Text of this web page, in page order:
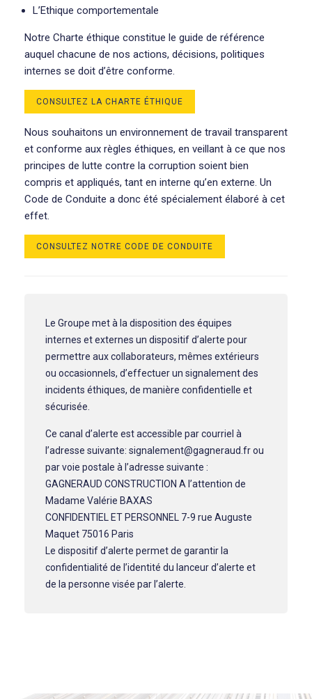
L’Ethique comportementale
Notre Charte éthique constitue le guide de référence
auquel chacune de nos actions, décisions, politiques
internes se doit d’être conforme.
CONSULTEZ LA CHARTE ÉTHIQUE
Nous souhaitons un environnement de travail transparent
et conforme aux règles éthiques, en veillant à ce que nos
principes de lutte contre la corruption soient bien
compris et appliqués, tant en interne qu’en externe. Un
Code de Conduite a donc été spécialement élaboré à cet
effet.
CONSULTEZ NOTRE CODE DE CONDUITE
Le Groupe met à la disposition des équipes
internes et externes un dispositif d’alerte pour
permettre aux collaborateurs, mêmes extérieurs
ou occasionnels, d’effectuer un signalement des
incidents éthiques, de manière confidentielle et
sécurisée.
Ce canal d’alerte est accessible par courriel à
l’adresse suivante: signalement@gagneraud.fr ou
par voie postale à l’adresse suivante :
GAGNERAUD CONSTRUCTION A l’attention de
Madame Valérie BAXAS
CONFIDENTIEL ET PERSONNEL 7-9 rue Auguste
Maquet 75016 Paris
Le dispositif d’alerte permet de garantir la
confidentialité de l’identité du lanceur d’alerte et
de la personne visée par l’alerte.